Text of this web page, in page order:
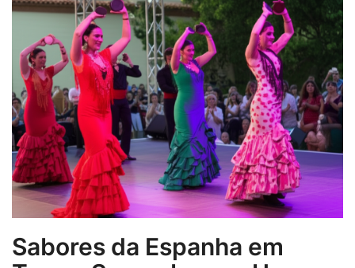
Sabores da Espanha em